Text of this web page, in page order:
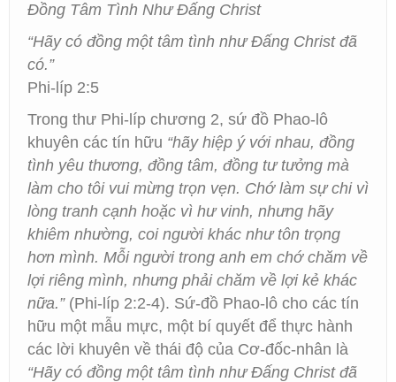
Đồng Tâm Tình Như Đấng Christ
“Hãy có đồng một tâm tình như Đấng Christ đã
có.”
Phi-líp 2:5
Trong thư Phi-líp chương 2, sứ đồ Phao-lô
khuyên các tín hữu “hãy hiệp ý với nhau, đồng
tình yêu thương, đồng tâm, đồng tư tưởng mà
làm cho tôi vui mừng trọn vẹn. Chớ làm sự chi vì
lòng tranh cạnh hoặc vì hư vinh, nhưng hãy
khiêm nhường, coi người khác như tôn trọng
hơn mình. Mỗi người trong anh em chớ chăm về
lợi riêng mình, nhưng phải chăm về lợi kẻ khác
nữa.”(Phi-líp 2:2-4). Sứ-đồ Phao-lô cho các tín
hữu một mẫu mực, một bí quyết để thực hành
các lời khuyên về thái độ của Cơ-đốc-nhân là
“Hãy có đồng một tâm tình như Đấng Christ đã